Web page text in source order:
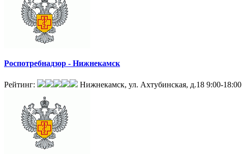
Роспотребнадзор - Нижнекамск
Рейтинг: Нижнекамск, ул. Ахтубинская, д.18 9:00-18:00